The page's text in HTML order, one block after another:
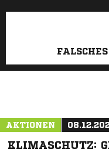
AKTIONEN
KLIMASCHUTZ: